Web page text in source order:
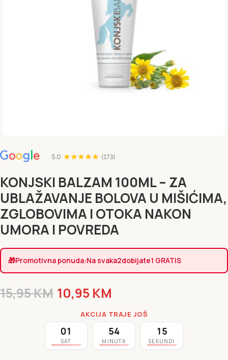
KONJSKI BALZAM 100ML – ZA
UBLAŽAVANJE BOLOVA U MIŠIĆIMA,
ZGLOBOVIMA I OTOKA NAKON
UMORA I POVREDA
🎁Promotivna ponuda:Na svaka2dobijate1 GRATIS
15,95KM 10,95 KM
AKCIJA TRAJE JOŠ
01
SAT
54
MINUTA
14
SEKUNDI